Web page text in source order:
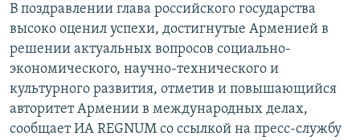
Հայերեն
Русский
Все сайты Радио Азатутюн
В поздравлении глава российского государства
высоко оценил успехи, достигнутые Арменией в
решении актуальных вопросов социально-
экономического, научно-технического и
культурного развития, отметив и повышающийся
авторитет Армении в международных делах,
сообщает ИА REGNUM со ссылкой на пресс-службу